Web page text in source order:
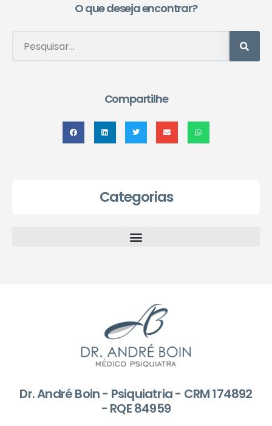
O que deseja encontrar?
Compartilhe
Categorias
Dr. André Boin - Psiquiatria - CRM 174892
- RQE 84959